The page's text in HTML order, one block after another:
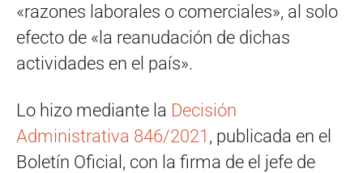
«razones laborales o comerciales», al solo
efecto de «la reanudación de dichas
actividades en el país».
Lo hizo mediante la Decisión
Administrativa 846/2021 , publicada en el
Boletín Oficial, con la firma de el jefe de